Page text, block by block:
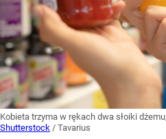
Kobieta trzyma w rękach dwa słoiki
Shutterstock / Tavarius